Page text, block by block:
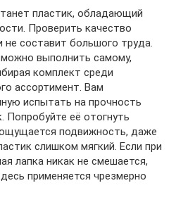
пластик, обладающий
Проверить качество
составит большого труда.
выполнить самому,
комплект среди
ассортимент. Вам
испытать на прочность
Попробуйте её отогнуть
подвижность, даже
слишком мягкий. Если при
лапка никак не смешается,
применяется чрезмерно